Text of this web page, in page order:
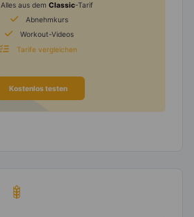
Alles aus dem Classic-Tarif
Abnehmkurs
Workout-Videos
Tarife vergleichen
Kostenlos testen